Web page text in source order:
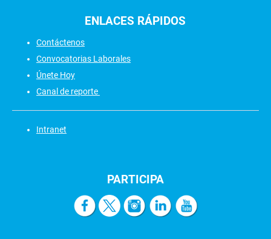
ENLACES RÁPIDOS
Contáctenos
Convocatorias Laborales
Únete Hoy
Canal de reporte
Intranet
PARTICIPA